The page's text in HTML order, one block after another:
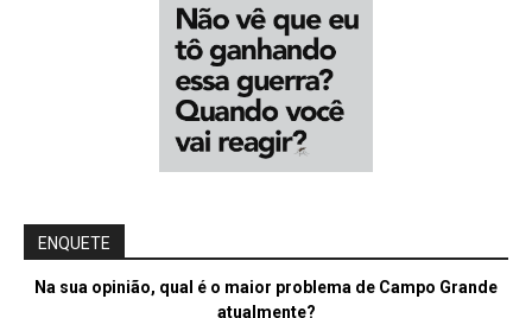
ENQUETE
Na sua opinião, qual é o maior problema de Campo Grande
atualmente?